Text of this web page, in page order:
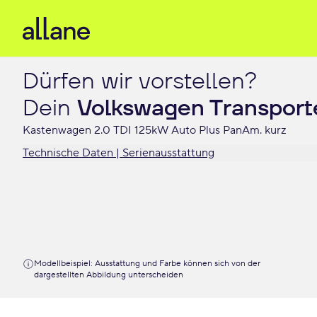
Dürfen wir vorstellen?
Dein Volkswagen
Kastenwagen 2.0 TDI 125kW Auto Plus PanAm. kurz
Technische Daten | Serienausstattung
Modellbeispiel: Ausstattung und Farbe können sich von der
dargestellten Abbildung unterscheiden